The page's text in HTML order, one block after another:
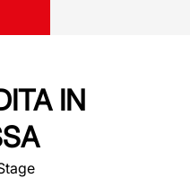
IN